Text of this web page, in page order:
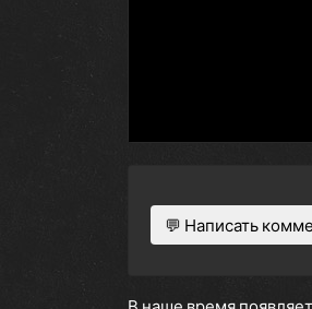
💬 Написать